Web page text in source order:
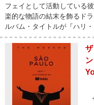
フェイとして活動している
楽的な物語の結末を飾るド
ルバム・タイトルが『ハリ・